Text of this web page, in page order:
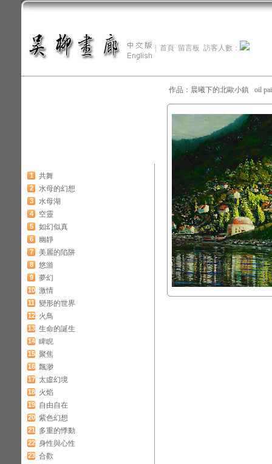
首頁 留言板 訪客人數：
1 共舞
2 水母的幻想
3 水母湖
4 空靈
5 如幻似真
6 幽靜
7 美麗的陷阱
8 悠游
9 夢幻
10 激情
11 變形的世界
12 火鳥
13 生命的誕生
14 睥睨
15 聚焦
16 飄渺
17 太虛幻境
18 火焰
19 自由自在
20 紫色幻想
21 多重的悸動
22 身性與心性
23 合歡
作品：晨曦下的北歐小鎮 oil